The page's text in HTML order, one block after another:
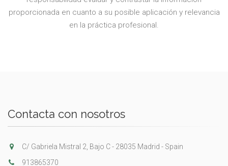
proporcionada en cuanto a su posible aplicación y relevancia
en la práctica profesional.
Contacta con nosotros
C/ Gabriela Mistral 2, Bajo C - 28035 Madrid - Spain
913865370